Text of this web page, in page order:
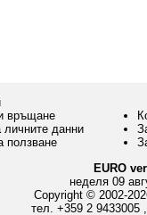
връщане
данни
ползване
EURO
неделя 09
Copyright © 2002-
тел. +359 2 9433005,